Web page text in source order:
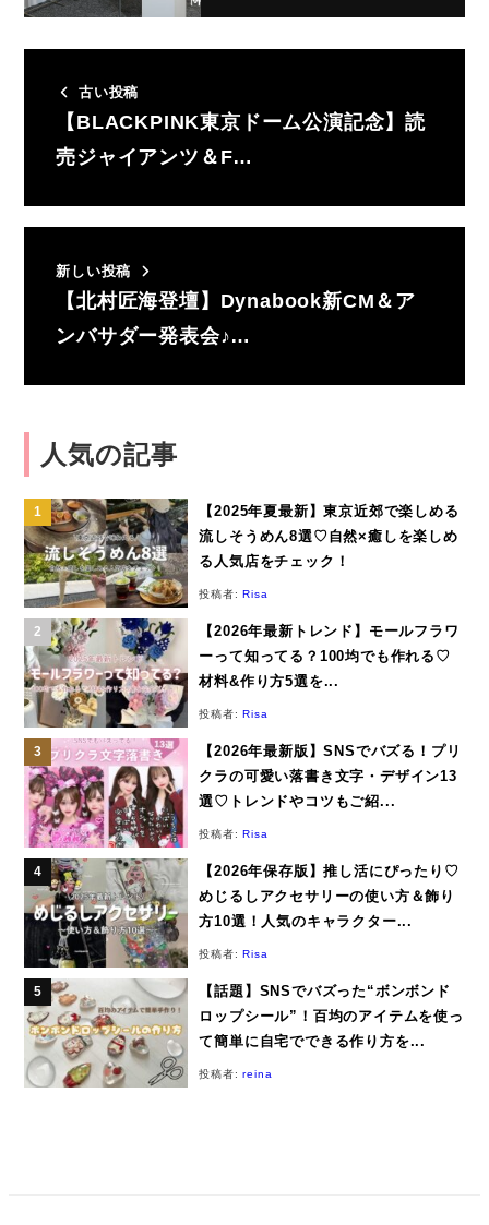
古い投稿
【BLACKPINK東京ドーム公演記念】読
売ジャイアンツ＆F…
新しい投稿
【北村匠海登壇】Dynabook新CM＆ア
ンバサダー発表会♪…
人気の記事
【2025年夏最新】東京近郊で楽しめる
流しそうめん8選♡自然×癒しを楽しめ
る人気店をチェック！
投稿者:Risa
【2026年最新トレンド】モールフラワ
ーって知ってる？100均でも作れる♡
材料&作り方5選を...
投稿者:Risa
【2026年最新版】SNSでバズる！プリ
クラの可愛い落書き文字・デザイン13
選♡トレンドやコツもご紹...
投稿者:Risa
【2026年保存版】推し活にぴったり♡
めじるしアクセサリーの使い方＆飾り
方10選！人気のキャラクター...
投稿者:Risa
【話題】SNSでバズった“ボンボンド
ロップシール”！百均のアイテムを使っ
て簡単に自宅でできる作り方を...
投稿者:reina